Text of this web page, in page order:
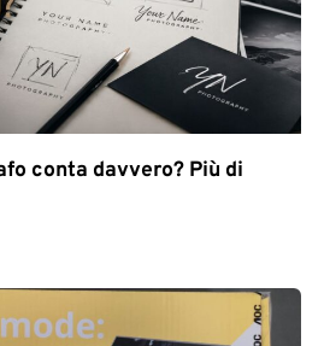
conta davvero? Più di